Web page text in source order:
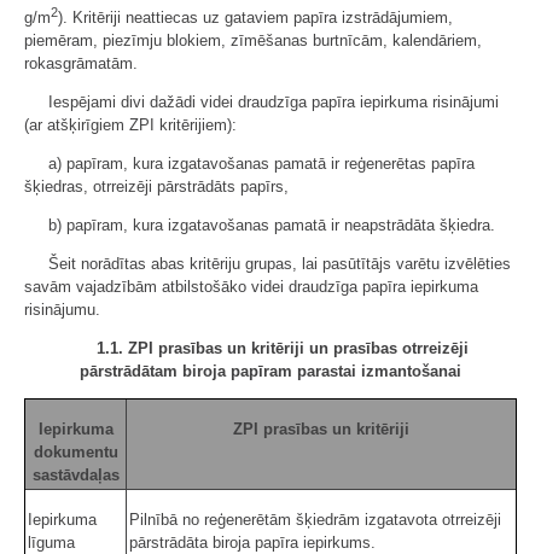
g/m2). Kritēriji neattiecas uz gataviem papīra izstrādājumiem,
piemēram, piezīmju blokiem, zīmēšanas burtnīcām, kalendāriem,
rokasgrāmatām.
Iespējami divi dažādi videi draudzīga papīra iepirkuma risinājumi
(ar atšķirīgiem ZPI kritērijiem):
a) papīram, kura izgatavošanas pamatā ir reģenerētas papīra
šķiedras, otrreizēji pārstrādāts papīrs,
b) papīram, kura izgatavošanas pamatā ir neapstrādāta šķiedra.
Šeit norādītas abas kritēriju grupas, lai pasūtītājs varētu izvēlēties
savām vajadzībām atbilstošāko videi draudzīga papīra iepirkuma
risinājumu.
1.1. ZPI prasības un kritēriji un prasības otrreizēji
pārstrādātam biroja papīram parastai izmantošanai
Iepirkuma
dokumentu
sastāvdaļas
ZPI prasības un kritēriji
Iepirkuma
līguma
Pilnībā no reģenerētām šķiedrām izgatavota otrreizēji
pārstrādāta biroja papīra iepirkums.